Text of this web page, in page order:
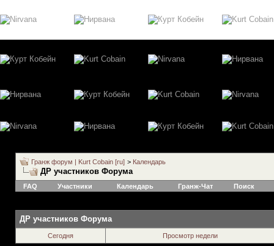
Гранж форум | Kurt Cobain [ru] > Календарь
ДР участников Форума
FAQ Участники Календарь Гранж-Чат Поиск
ДР участников Форума
Сегодня Просмотр недели